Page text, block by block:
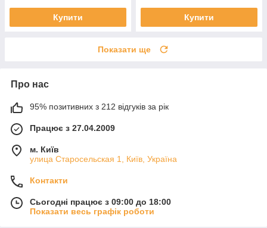
Купити Купити
Показати ще
Про нас
95% позитивних з 212 відгуків за рік
Працює з 27.04.2009
м. Київ
улица Старосельская 1, Київ, Україна
Контакти
Сьогодні працює з 09:00 до 18:00
Показати весь графік роботи